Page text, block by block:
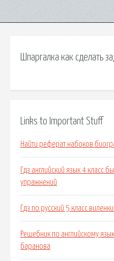
Шпаргалка как сделать
Links to Important Stuff
Найти реферат набоков
Гдз английский язык 4 класс
упражнений
Гдз по русский 5 класс
Решебник по английскому
баранова